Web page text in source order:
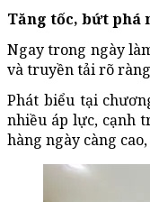
Tăng tốc, bứt phá
Ngay trong ngày
và truyền tải rõ
Phát biểu tại
nhiều áp lực, cạnh
hàng ngày càng